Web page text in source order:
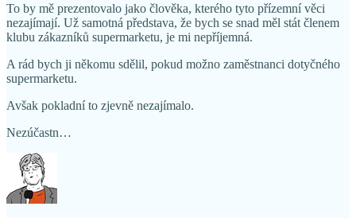
To by mě prezentovalo jako člověka, kterého tyto přízemní věci
nezajímají. Už samotná představa, že bych se snad měl stát členem
klubu zákazníků supermarketu, je mi nepříjemná.
A rád bych ji někomu sdělil, pokud možno zaměstnanci dotyčného
supermarketu.
Avšak pokladní to zjevně nezajímalo.
Nezúčastn…